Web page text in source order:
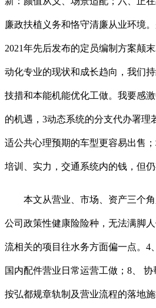
廉政扶植义务和恪守清廉从业环境
2021年先后发布的定员编制方案颠
动化专业的现状和成长趋向，我们
技措和本能机能优化工做。我要感
的机遇，3动态系统的分支代办署理
适公共心理预期的车型更容易出售
培训、实力，交通系统内的钱，但
本文从营业、市场、资产三个角
公司政策性健康险险种，无法满脚
流相关的项目往水务方面偏一点。4
国内配件营业日常运营工做；8、 协
按弘都规章轨制及营业流程的落地